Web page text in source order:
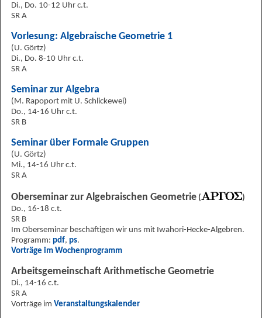
Di., Do. 10-12 Uhr c.t.
SR A
Vorlesung: Algebraische Geometrie 1
(U. Görtz)
Di., Do. 8-10 Uhr c.t.
SR A
Seminar zur Algebra
(M. Rapoport mit U. Schlickewei)
Do., 14-16 Uhr c.t.
SR B
Seminar über Formale Gruppen
(U. Görtz)
Mi., 14-16 Uhr c.t.
SR A
Oberseminar zur Algebraischen Geometrie (
)
Do., 16-18 c.t.
SR B
Im Oberseminar beschäftigen wir uns mit Iwahori-Hecke-Algebren.
Programm: pdf, ps.
Vorträge im Wochenprogramm
Arbeitsgemeinschaft Arithmetische Geometrie
Di., 14-16 c.t.
SR A
Vorträge im Veranstaltungskalender